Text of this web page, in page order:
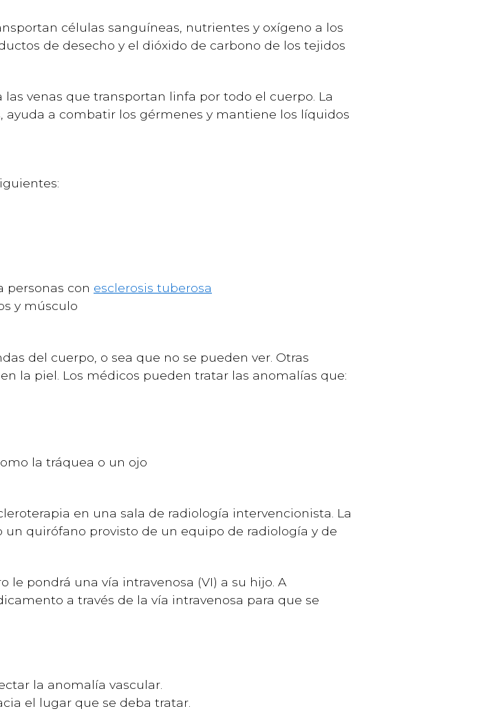
células sanguíneas, nutrientes y oxígeno a los
de desecho y el dióxido de carbono de los tejidos
venas que transportan linfa por todo el cuerpo. La
a combatir los gérmenes y mantiene los líquidos
personas con esclerosis tuberosa
y músculo
del cuerpo, o sea que no se pueden ver. Otras
la piel. Los médicos pueden tratar las anomalías que:
la tráquea o un ojo
en una sala de radiología intervencionista. La
quirófano provisto de un equipo de radiología y de
pondrá una vía intravenosa (VI) a su hijo. A
a través de la vía intravenosa para que se
la anomalía vascular.
el lugar que se deba tratar.